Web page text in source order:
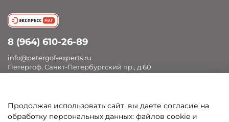
Покупателям
8 (964) 610-26-89
info@petergof-experts.ru
Петергоф, Санкт-Петербургский пр., д.60
Продолжая использовать сайт, вы даете согласие на
обработку персональных данных: файлов cookie и